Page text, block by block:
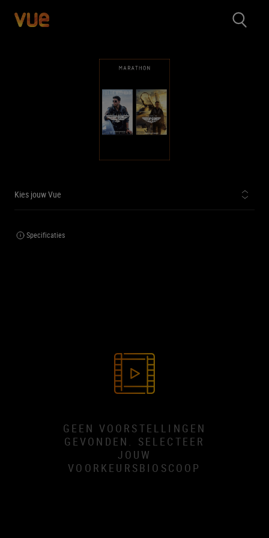
Kies jouw Vue
Specificaties
GEEN VOORSTELLINGEN
GEVONDEN. SELECTEER
JOUW
VOORKEURSBIOSCOOP